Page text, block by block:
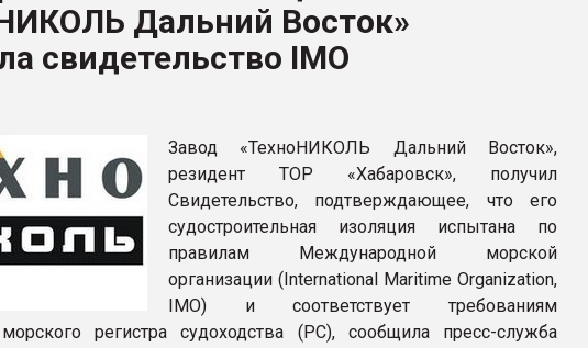
цвет
Дальний Восток»
свидетельство IMO
Завод «ТехноНИКОЛЬ Дальний Восток»,
резидент ТОР «Хабаровск», получил
Свидетельство, подтверждающее, что его
судостроительная изоляция испытана по
правилам Международной морской
организации (International Maritime Organization,
IMO) и соответствует требованиям
морского регистра судоходства (РС), сообщила пресс-служба